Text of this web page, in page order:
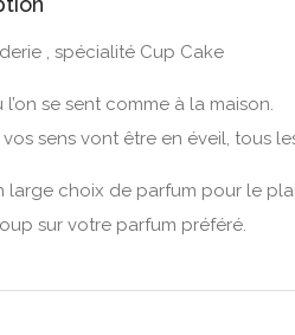
, spécialité Cup Cake
se sent comme à la maison.
sens vont être en éveil, tous
large choix de parfum pour le
sur votre parfum préféré.